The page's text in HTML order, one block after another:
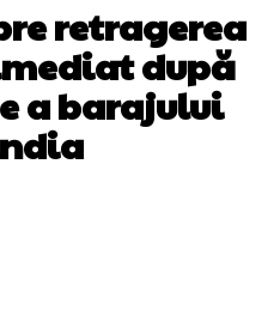
retragerea
după
a barajului